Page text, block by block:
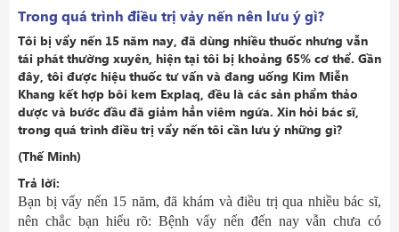
Trong quá trình điều trị vảy nến nên lưu ý gì?
Tôi bị vẩy nến 15 năm nay, đã dùng nhiều thuốc nhưng vẫn
tái phát thường xuyên, hiện tại tôi bị khoảng 65% cơ thể. Gần
đây, tôi được hiệu thuốc tư vấn và đang uống Kim Miễn
Khang kết hợp bôi kem Explaq, đều là các sản phẩm thảo
dược và bước đầu đã giảm hẳn viêm ngứa. Xin hỏi bác sĩ,
trong quá trình điều trị vẩy nến tôi cần lưu ý những gì?
(Thế Minh)
Trả lời:
Bạn bị vẩy nến 15 năm, đã khám và điều trị qua nhiều bác sĩ,
nên chắc bạn hiểu rõ: Bệnh vẩy nến đến nay vẫn chưa có